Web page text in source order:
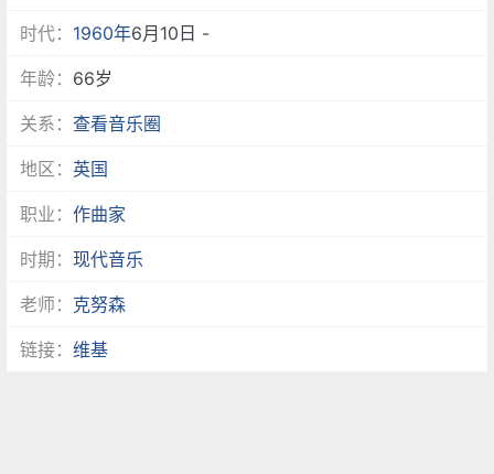
时代： 1960年6月10日 -
年龄： 66岁
关系：查看音乐圈
地区： 英国
职业：作曲家
时期：现代音乐
老师： 克努森
链接：维基